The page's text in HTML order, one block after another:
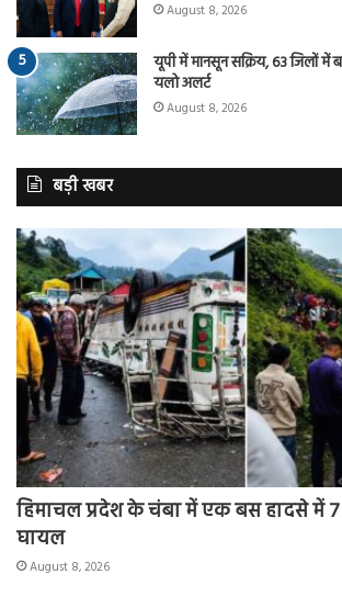
August 8, 2026
यूपी में मानसून सक्रिय, 63 जिलों में
यलो अलर्ट
August 8, 2026
बड़ी खबर
हिमाचल प्रदेश के चंबा में एक बस हादसे में 7
घायल
August 8, 2026